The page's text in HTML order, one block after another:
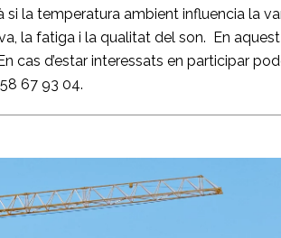
si la temperatura ambient influencia la
la fatiga i la qualitat del son. En
cas d’estar interessats en participar
67 93 04.